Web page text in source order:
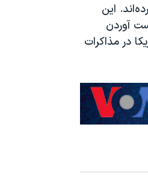
این
آوردن
در مذاکرات